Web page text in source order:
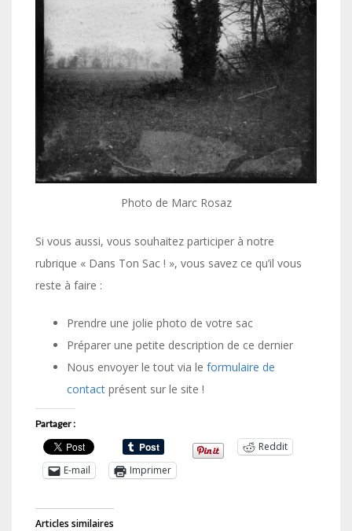
Photo de Marc Rosaz
Si vous aussi, vous souhaitez participer à notre
rubrique « Dans Ton Sac ! », vous savez ce qu’il vous
reste à faire :
Prendre une jolie photo de votre sac
Préparer une petite description de ce dernier
Nous envoyer le tout via le formulaire de
contact présent sur le site !
Partager :
Reddit
E-mail
Imprimer
Articles similaires